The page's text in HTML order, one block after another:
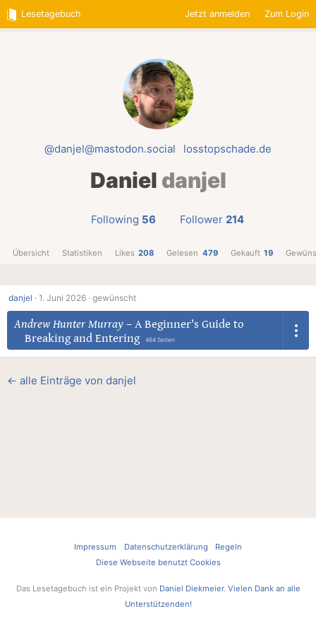
Lesetagebuch Jetzt anmelden Zum Login
@danjel@mastodon.social losstopschade.de
Daniel danjel
Following 56 Follower 214
Übersicht Statistiken Likes 208 Gelesen 479 Gekauft 19
danjel · 1. Juni 2026 · gewünscht
Andrew Hunter Murray – A Beginner's Guide to
Breaking and Entering
464 Seiten
← alle Einträge von danjel
Impressum Datenschutzerklärung
Regeln
Diese Webseite benutzt Cookies
Das Lesetagebuch ist ein Projekt von Daniel Diekmeier. Vielen Dank an alle
Unterstützenden!